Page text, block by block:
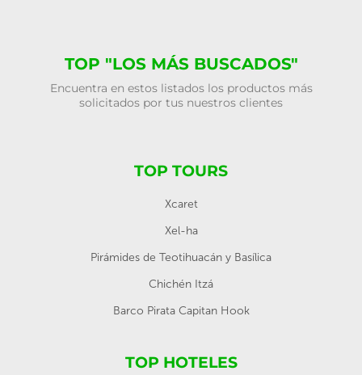
TOP "LOS MÁS BUSCADOS"
Encuentra en estos listados los productos más
solicitados por tus nuestros clientes
TOP TOURS
Xcaret
Xel-ha
Pirámides de Teotihuacán y Basílica
Chichén Itzá
Barco Pirata Capitan Hook
TOP HOTELES